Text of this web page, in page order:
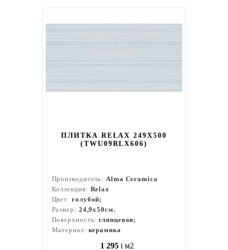
ПЛИТКА RELAX 249X500
(TWU09RLX606)
Производитель:Alma Ceramica
Коллекция: Relax
Цвет: голубой;
Размер: 24,9x50см.
Поверхность:глянцевая;
Материал: керамика
1 295 i м2